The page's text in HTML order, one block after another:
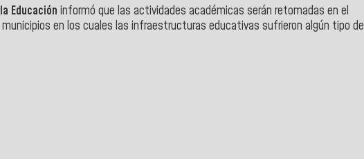
Educación informó que las actividades académicas serán retomadas en el
en los cuales las infraestructuras educativas sufrieron algún tipo de